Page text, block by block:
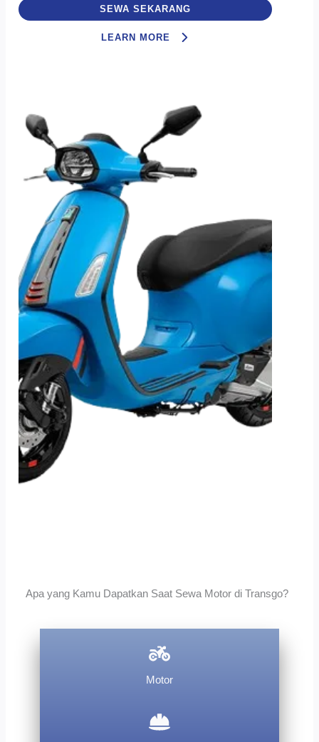
SEWA SEKARANG
LEARN MORE
Apa yang Kamu Dapatkan Saat Sewa Motor di Transgo?
Motor